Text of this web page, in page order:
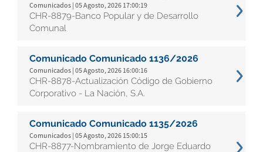
Comunicados | 05 Agosto, 2026 17:00:19
CHR-8879-Banco Popular y de Desarrollo
Comunal
Comunicado Comunicado 1136/2026
Comunicados | 05 Agosto, 2026 16:00:16
CHR-8878-Actualización Código de Gobierno
Corporativo - La Nación, S.A.
Comunicado Comunicado 1135/2026
Comunicados | 05 Agosto, 2026 15:00:15
CHR-8877-Nombramiento de Jorge Eduardo